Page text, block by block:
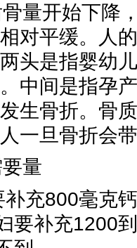
量开始下降
对平缓。人
头是指婴幼
中间是指孕
生骨折。骨
一旦骨折会
量
充800毫克
要补充1200